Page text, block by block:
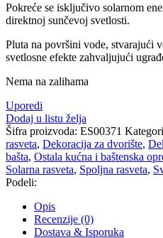
Pokreće se isključivo solarnom
direktnoj sunčevoj svetlosti.
Pluta na površini vode, stvarajući
svetlosne efekte zahvaljujući
Nema na zalihama
Uporedi
Dodaj u listu želja
Šifra proizvoda: ES00371
rasveta, Dekoracija za dvorište,
bašta, Ostala kućna i baštenska
Solarna rasveta, Spoljna rasveta,
Podeli:
Opis
Recenzije (0)
Dostava & Isporuka